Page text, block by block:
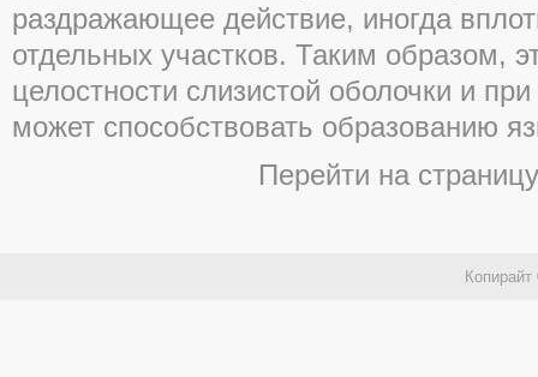
раздражающее действие, иногда
отдельных участков. Таким образом,
целостности слизистой оболочки и
может способствовать образованию
Перейти на